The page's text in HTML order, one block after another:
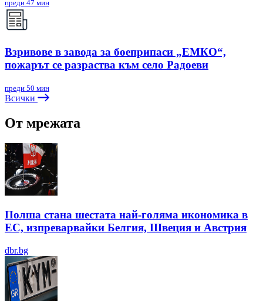
преди 47 мин
Взривове в завода за боеприпаси „ЕМКО“,
пожарът се разраства към село Радоеви
преди 50 мин
Всички
От мрежата
Полша стана шестата най-голяма икономика в
ЕС, изпреварвайки Белгия, Швеция и Австрия
dbr.bg